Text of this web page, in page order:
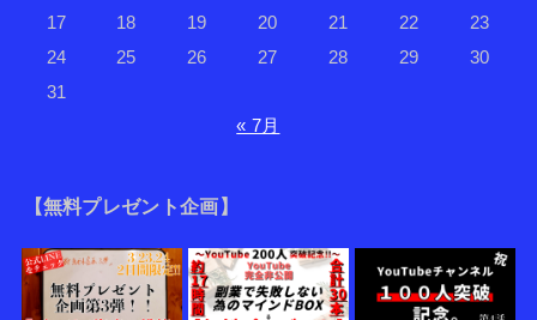
17
18 19 20 21 22
23
24
25 26 27 28 29
30
31
« 7月
【無料プレゼント企画】